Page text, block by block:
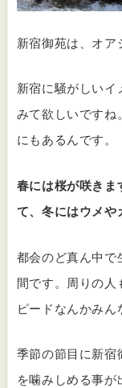
新宿御苑は、オア
新宿に騒がしいイ
みて欲しいですね
にもあるんです。
春には桜が咲きま
て、冬にはウメや
都会のど真ん中で
間です。周りの人
ピードなんかみん
季節の節目に新宿
を噛みしめる事が